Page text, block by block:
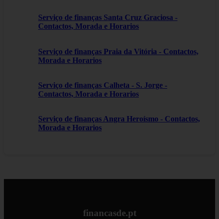
Serviço de finanças Santa Cruz Graciosa -
Contactos, Morada e Horarios
Serviço de finanças Praia da Vitória - Contactos,
Morada e Horarios
Serviço de finanças Calheta - S. Jorge -
Contactos, Morada e Horarios
Serviço de finanças Angra Heroísmo - Contactos,
Morada e Horarios
financasde.pt